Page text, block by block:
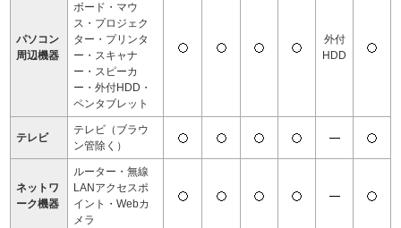
パソコン
周辺機器
ボード・マウ
ス・プロジェク
ター・プリンタ
ー・スキャナ
ー・スピーカ
ー・外付HDD・
ペンタブレット
外付
HDD
テレビ
テレビ（ブラウ
ン管除く）
ネットワ
ーク機器
ルーター・無線
LANアクセスポ
イント・Webカ
メラ